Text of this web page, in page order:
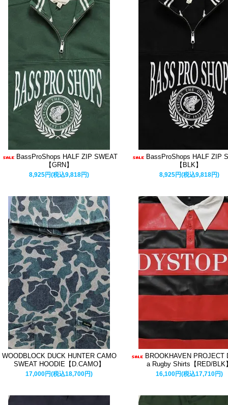
BassProShops HALF ZIP SWEAT
【GRN】
8,925円(税込9,818円)
BassProShops HALF ZIP
【BLK】
8,925円(税込9,818円)
WOODBLOCK DUCK HUNTER CAMO
SWEAT HOODIE【D.CAMO】
17,000円(税込18,700円)
BROOKHAVEN PROJECT
a Rugby Shirts【RED/BLK
16,100円(税込17,710円)